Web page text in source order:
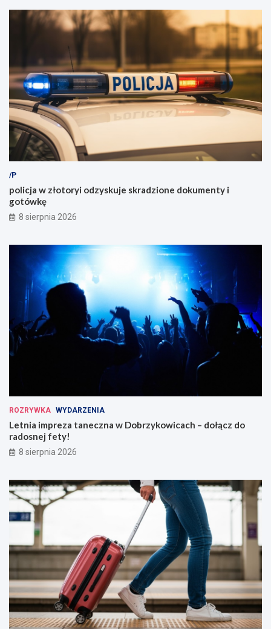
/P
policja w złotoryi odzyskuje skradzione dokumenty i
gotówkę
8 sierpnia 2026
ROZRYWKA WYDARZENIA
Letnia impreza taneczna w Dobrzykowicach – dołącz do
radosnej fety!
8 sierpnia 2026